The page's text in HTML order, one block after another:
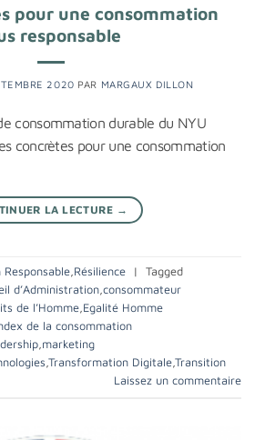
pour une consommation
responsable
2020 PAR MARGAUX DILLON
consommation durable du NYU
concrètes pour une consommation
LA LECTURE →
,Résilience |
Tagged
d’Administration,consommateur
de l’Homme,Egalité Homme
de la consommation
,marketing
,Transformation Digitale,Transition
Laissez un commentaire